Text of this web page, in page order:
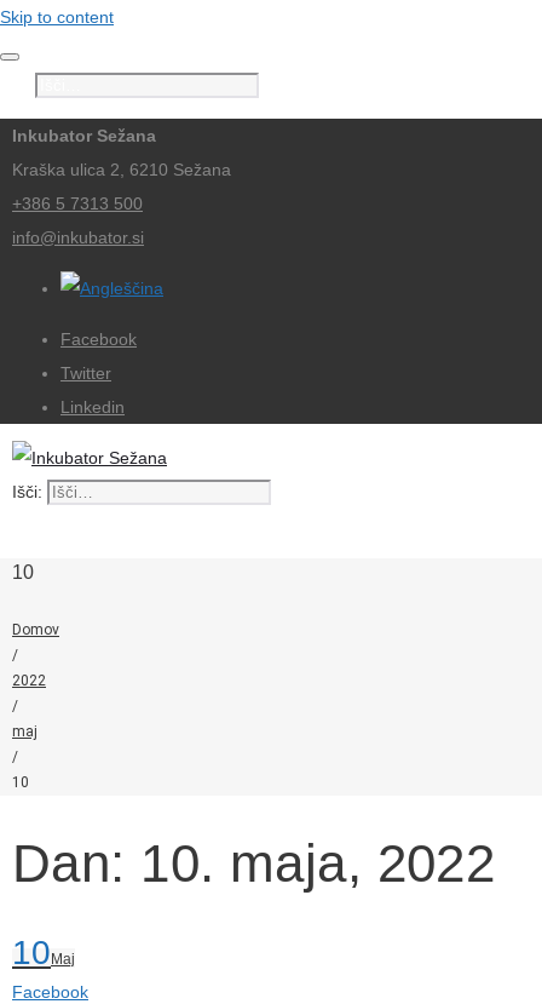
Skip to content
Inkubator Sežana
Kraška ulica 2, 6210 Sežana
+386 5 7313 500
info@inkubator.si
Facebook
Twitter
Linkedin
Išči:
10
Domov
/
2022
/
maj
/
10
Dan: 10. maja, 2022
10 Maj
Facebook